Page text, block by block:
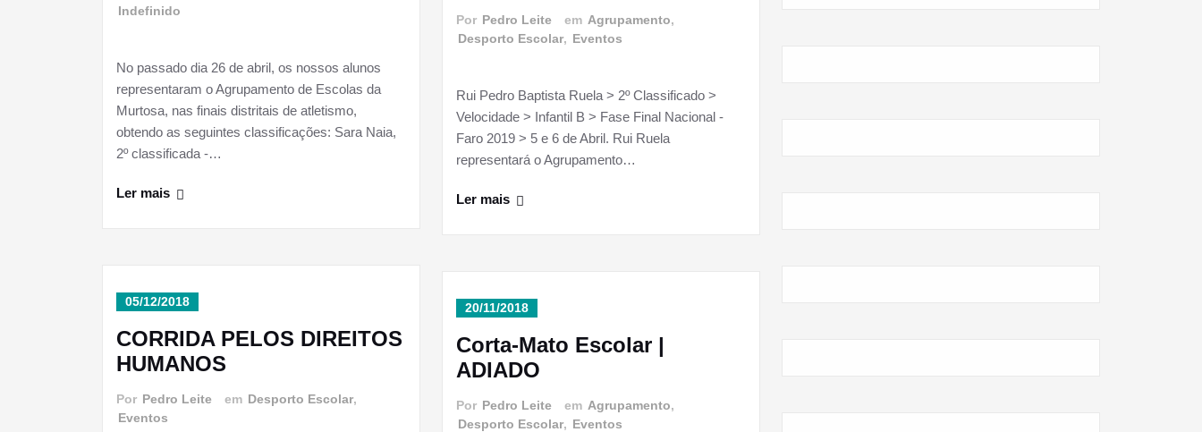
Indefinido
No passado dia 26 de abril, os nossos alunos
representaram o Agrupamento de Escolas da
Murtosa, nas finais distritais de atletismo,
obtendo as seguintes classificações: Sara Naia,
2º classificada -…
Ler mais
05/12/2018
CORRIDA PELOS DIREITOS
HUMANOS
Por Pedro Leite em Desporto Escolar,
Eventos
Por Pedro Leite em Agrupamento,
Desporto Escolar, Eventos
Rui Pedro Baptista Ruela > 2º Classificado >
Velocidade > Infantil B > Fase Final Nacional -
Faro 2019 > 5 e 6 de Abril. Rui Ruela
representará o Agrupamento…
Ler mais
20/11/2018
Corta-Mato Escolar |
ADIADO
Por Pedro Leite em Agrupamento,
Desporto Escolar, Eventos